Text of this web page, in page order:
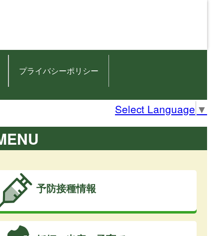
プライバシーポリシー
Select Language ▼
予防接種情報